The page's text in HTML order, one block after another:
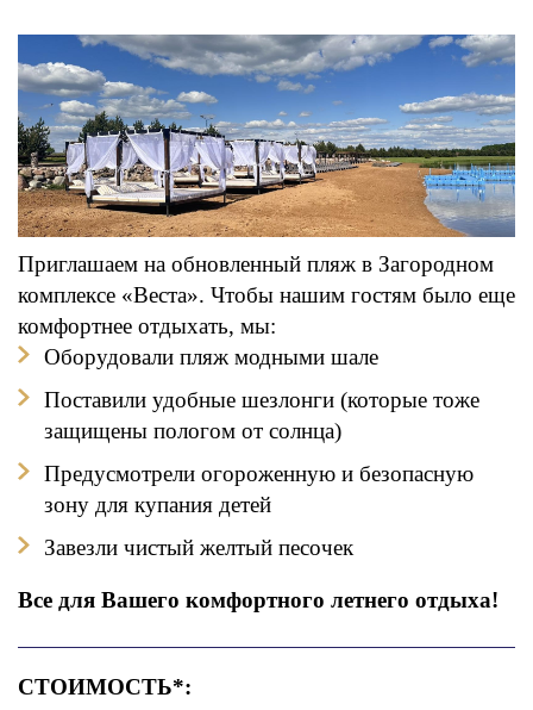
Приглашаем на обновленный пляж в Загородном
комплексе «Веста». Чтобы нашим гостям было еще
комфортнее отдыхать, мы:
Оборудовали пляж модными шале
Поставили удобные шезлонги (которые тоже
защищены пологом от солнца)
Предусмотрели огороженную и безопасную
зону для купания детей
Завезли чистый желтый песочек
Все для Вашего комфортного летнего отдыха!
СТОИМОСТЬ*: